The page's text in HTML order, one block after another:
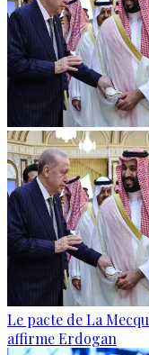
Le pacte de La
affirme Erdogan